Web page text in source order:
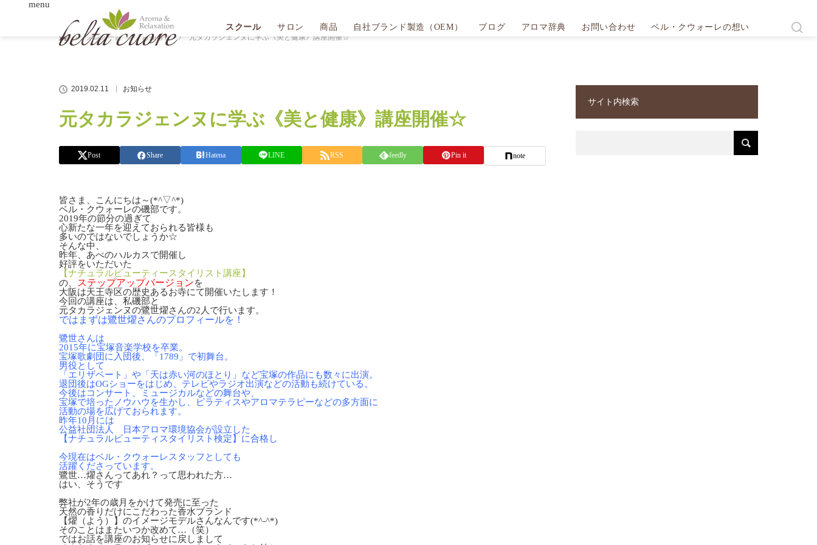
menu
スクール サロン 商品 自社ブランド製造（OEM） ブログ アロマ辞典 お問い合わせ ベル・クウォーレの想い
ホーム
ブログ一覧
お知らせ 元タカラジェンヌに学ぶ《美と健康》講座開催☆
2019.02.11 お知らせ
元タカラジェンヌに学ぶ《美と健康》講座開催☆
Post Share Hatena LINE RSS feedly Pin it note
皆さま、こんにちは～(*^▽^*)
ベル・クウォーレの磯部です。
2019年の節分の過ぎて
心新たな一年を迎えておられる皆様も
多いのではないでしょうか☆
そんな中、
昨年、あべのハルカスで開催し
好評をいただいた
【ナチュラルビューティースタイリスト講座】
の、
ステップアップバージョンを
大阪は天王寺区の歴史あるお寺にて開催いたします！
今回の講座は、私磯部と
元タカラジェンヌの鷺世燿さんの2人で行います。
ではまずは鷺世燿さんのプロフィールを！
鷺世さんは
2015年に宝塚音楽学校を卒業。
宝塚歌劇団に入団後、「1789」で初舞台。
男役として
「エリザベート」や「天は赤い河のほとり」など宝塚の作品にも数々に出演。
退団後はOGショーをはじめ、テレビやラジオ出演などの活動も続けている。
今後はコンサート、ミュージカルなどの舞台や、
宝塚で培ったノウハウを生かし、ピラティスやアロマテラピーなどの多方面に
活動の場を広げておられます。
昨年10月には
公益社団法人 日本アロマ環境協会が設立した
【ナチュラルビューティスタイリスト検定】に合格し
今現在はベル・クウォーレスタッフとしても
活躍くださっています。
鷺世…燿さんってあれ？って思われた方…
はい、そうです
弊社が2年の歳月をかけて発売に至った
天然の香りだけにこだわった香水ブランド
【燿（よう）】のイメージモデルさんなんです(*^-^*)
そのことはまたいつか改めて…（笑）
ではお話を講座のお知らせに戻しまして
サイト内検索